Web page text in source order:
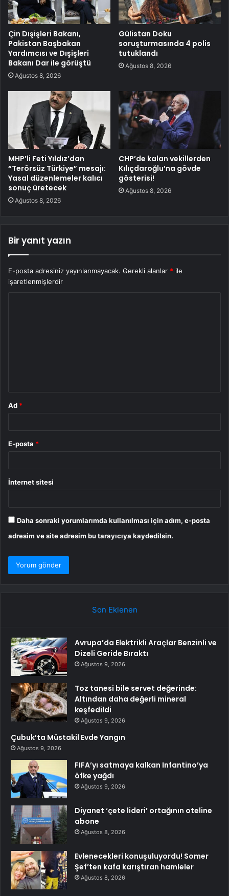
Çin Dışişleri Bakanı,
Pakistan Başbakan
Yardımcısı ve Dışişleri
Bakanı Dar ile görüştü
Ağustos 8, 2026
Gülistan Doku
soruşturmasında 4 polis
tutuklandı
Ağustos 8, 2026
MHP’li Feti Yıldız’dan
“Terörsüz Türkiye” mesajı:
Yasal düzenlemeler kalıcı
sonuç üretecek
Ağustos 8, 2026
CHP’de kalan vekillerden
Kılıçdaroğlu’na gövde
gösterisi!
Ağustos 8, 2026
Bir yanıt yazın
E-posta adresiniz yayınlanmayacak. Gerekli alanlar * ile
işaretlenmişlerdir
Ad *
E-posta *
İnternet sitesi
Daha sonraki yorumlarımda kullanılması için adım, e-posta
adresim ve site adresim bu tarayıcıya kaydedilsin.
Son Eklenen
Avrupa’da Elektrikli Araçlar Benzinli ve
Dizeli Geride Bıraktı
Ağustos 9, 2026
Toz tanesi bile servet değerinde:
Altından daha değerli mineral
keşfedildi
Ağustos 9, 2026
Çubuk’ta Müstakil Evde Yangın
Ağustos 9, 2026
FIFA’yı satmaya kalkan Infantino’ya
öfke yağdı
Ağustos 9, 2026
Diyanet ‘çete lideri’ ortağının oteline
abone
Ağustos 8, 2026
Evlenecekleri konuşuluyordu! Somer
Şef’ten kafa karıştıran hamleler
Ağustos 8, 2026